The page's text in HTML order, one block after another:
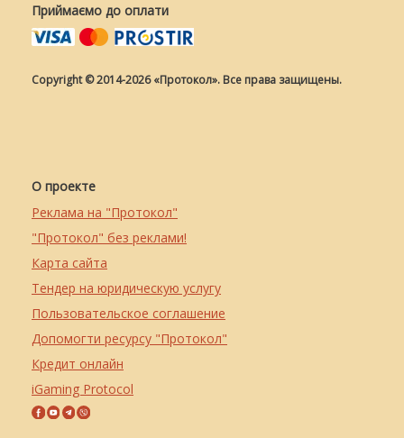
Приймаємо до оплати
Copyright © 2014-2026 «Протокол». Все права защищены.
О проекте
Реклама на "Протокол"
"Протокол" без реклами!
Карта сайта
Тендер на юридическую услугу
Пользовательское соглашение
Допомогти ресурсу "Протокол"
Кредит онлайн
iGaming Protocol